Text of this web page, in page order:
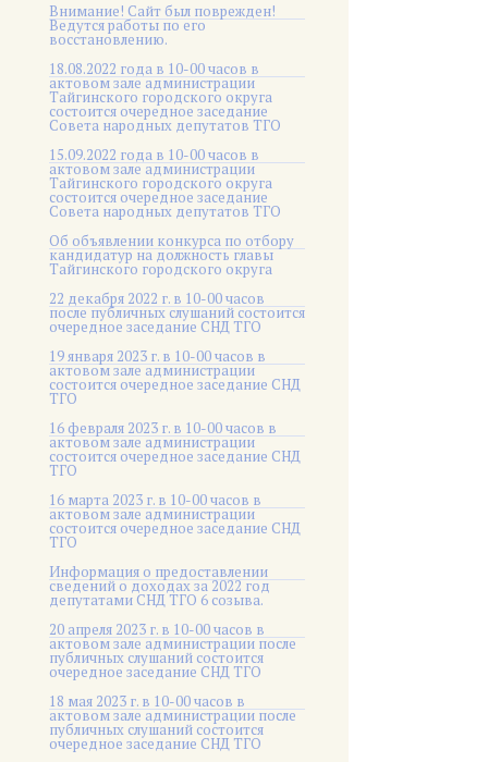
Внимание! Сайт был поврежден!
Ведутся работы по его
восстановлению.
18.08.2022 года в 10-00 часов в
актовом зале администрации
Тайгинского городского округа
состоится очередное заседание
Совета народных депутатов ТГО
15.09.2022 года в 10-00 часов в
актовом зале администрации
Тайгинского городского округа
состоится очередное заседание
Совета народных депутатов ТГО
Об объявлении конкурса по отбору
кандидатур на должность главы
Тайгинского городского округа
22 декабря 2022 г. в 10-00 часов
после публичных слушаний состоится
очередное заседание СНД ТГО
19 января 2023 г. в 10-00 часов в
актовом зале администрации
состоится очередное заседание СНД
ТГО
16 февраля 2023 г. в 10-00 часов в
актовом зале администрации
состоится очередное заседание СНД
ТГО
16 марта 2023 г. в 10-00 часов в
актовом зале администрации
состоится очередное заседание СНД
ТГО
Информация о предоставлении
сведений о доходах за 2022 год
депутатами СНД ТГО 6 созыва.
20 апреля 2023 г. в 10-00 часов в
актовом зале администрации после
публичных слушаний состоится
очередное заседание СНД ТГО
18 мая 2023 г. в 10-00 часов в
актовом зале администрации после
публичных слушаний состоится
очередное заседание СНД ТГО